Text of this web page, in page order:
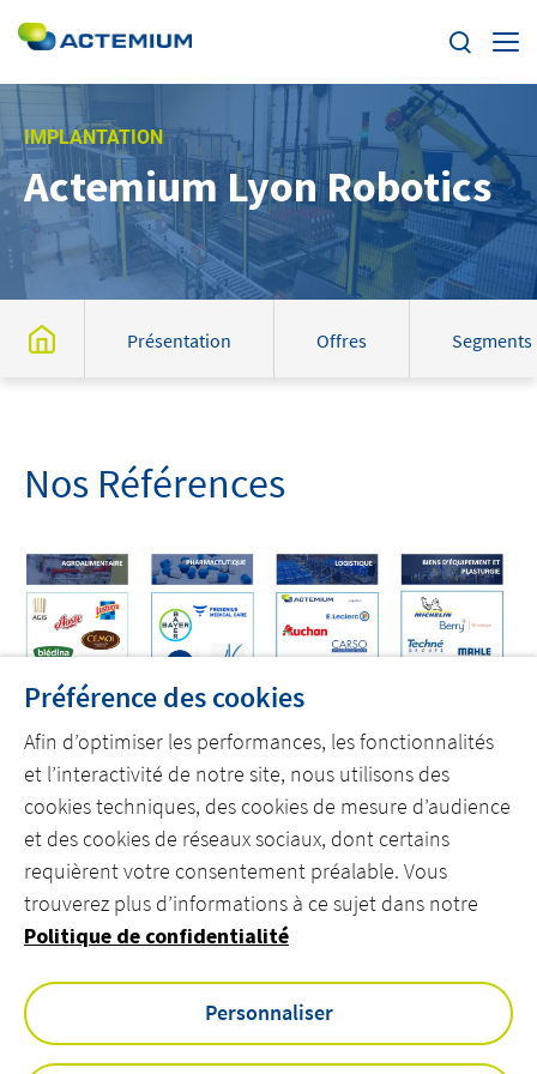
Enjeux
Segments
Offres
Actualités
Découvrez Actemium
Rejoignez nos équipes
youtube
Rechercher :
IMPLANTATION
Actemium Lyon Robotics
Présentation Offres Segments
Nos Références
DÉCOUVREZ ACTEMIUM
REJOIGNEZ NOS ÉQUIPES
CONTACTEZ-NOUS
Préférence des cookies
Afin d’optimiser les performances, les fonctionnalités
et l’interactivité de notre site, nous utilisons des
cookies techniques, des cookies de mesure d’audience
et des cookies de réseaux sociaux, dont certains
requièrent votre consentement préalable. Vous
trouverez plus d’informations à ce sujet dans notre
Politique de confidentialité
Personnaliser